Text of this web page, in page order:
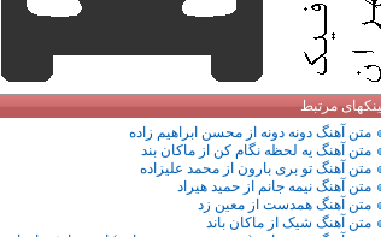
مرتبط
متن آهنگ دونه دونه از محسن ابراهیم زاده
متن آهنگ یه لحظه نگام کن از ماکان بند
متن آهنگ تو بری بارون از محمد علیزاده
متن آهنگ نیمه جانم از حمید هیراد
متن آهنگ همدست از معین زد
متن آهنگ شیک از ماکان باند